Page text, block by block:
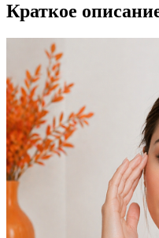
Краткое